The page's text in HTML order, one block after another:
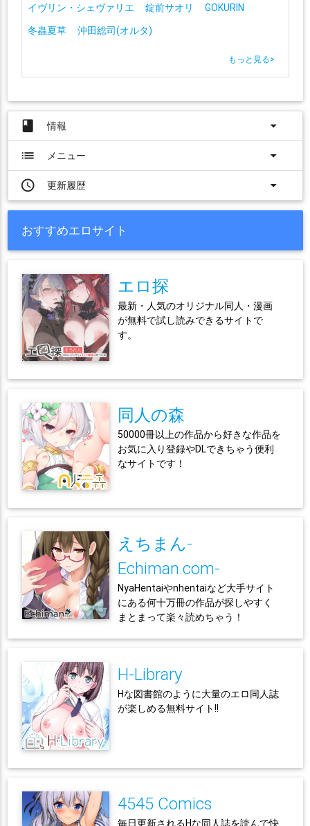
イヴリン・シェヴァリエ
錠前サオリ
GOKURIN
冬蟲夏草
沖田総司(オルタ)
もっと見る>
book 情報
arrow_drop_down
list
メニュー
arrow_drop_down
access_time
更新履歴 arrow_drop_down
おすすめエロサイト
エロ探
最新・人気のオリジナル同人・漫画
が無料で試し読みできるサイトで
す。
同人の森
50000冊以上の作品から好きな作品を
お気に入り登録やDLできちゃう便利
なサイトです！
えちまん-
Echiman.com-
NyaHentaiやnhentaiなど大手サイト
にある何十万冊の作品が探しやすく
まとまって楽々読めちゃう！
H-Library
Hな図書館のように大量のエロ同人誌
が楽しめる無料サイト!!
4545 Comics
毎日更新されるHな同人誌を読んで快